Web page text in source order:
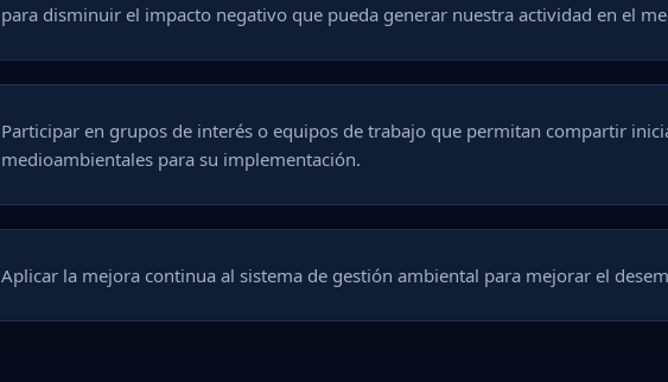
para disminuir el impacto negativo que pueda generar nuestra actividad en el
Participar en grupos de interés o equipos de trabajo que permitan compartir
medioambientales para su implementación.
Aplicar la mejora continua al sistema de gestión ambiental para mejorar el